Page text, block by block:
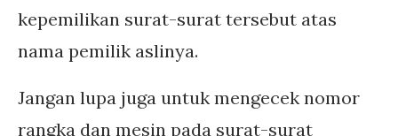
kepemilikan surat-surat tersebut atas
nama pemilik aslinya.
Jangan lupa juga untuk mengecek nomor
rangka dan mesin pada surat-surat